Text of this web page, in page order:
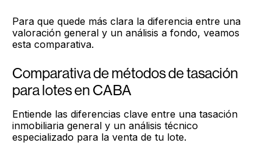
Para que quede más clara la diferencia entre una
valoración general y un análisis a fondo, veamos
esta comparativa.
Comparativa de métodos de tasación
para lotes en CABA
Entiende las diferencias clave entre una tasación
inmobiliaria general y un análisis técnico
especializado para la venta de tu lote.